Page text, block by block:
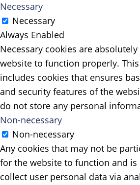
Necessary
Necessary
Always Enabled
Necessary cookies are
website to function properly.
includes cookies that ensures
and security features of the
do not store any personal
Non-necessary
Non-necessary
Any cookies that may not be
for the website to function and is
collect user personal data via